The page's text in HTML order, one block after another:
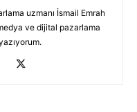
uzmanı İsmail Emrah
ve dijital pazarlama